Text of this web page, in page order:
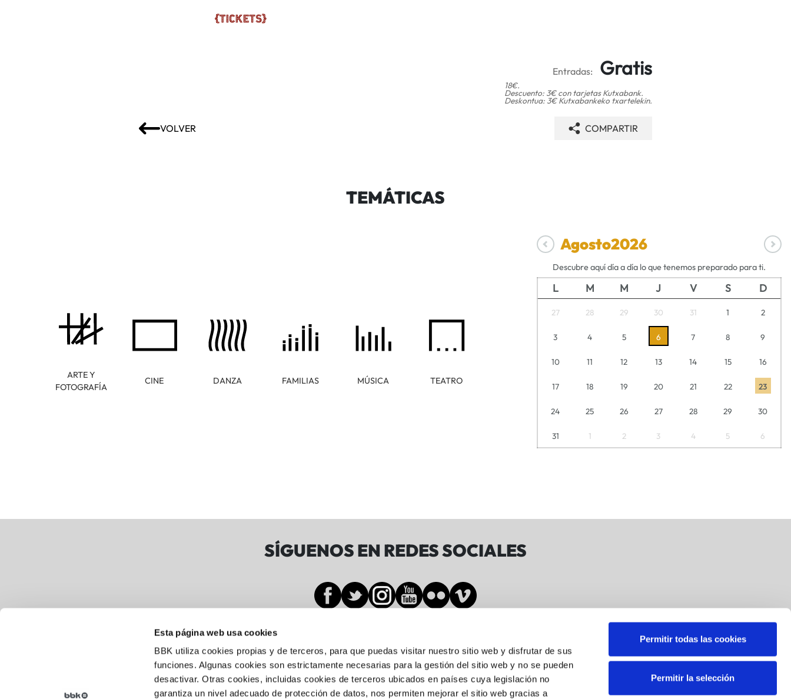
Esta página web usa cookies
BBK utiliza cookies propias y de terceros, para que puedas visitar nuestro sitio web y disfrutar de sus
funciones. Algunas cookies son estrictamente necesarias para la gestión del sitio web y no se pueden
desactivar. Otras cookies, incluidas cookies de terceros ubicados en países cuya legislación no
garantiza un nivel adecuado de protección de datos, nos permiten mejorar el sitio web gracias a
Permitir todas las cookies
Permitir la selección
Entradas: Gratis
18€.
Descuento: 3€ con tarjetas Kutxabank.
Deskontua: 3€ Kutxabankeko txartelekin.
VOLVER COMPARTIR
TEMÁTICAS
ARTE Y
FOTOGRAFÍA
CINE DANZA FAMILIAS MÚSICA TEATRO
Agosto2026
Descubre aquí día a día lo que tenemos preparado para ti.
L M M J V S D
27 28 29 30 31 1 2
3 4 5 6 7 8 9
10 11 12 13 14 15 16
17 18 19 20 21 22 23
24 25 26 27 28 29 30
31 1 2 3 4 5 6
SÍGUENOS EN REDES SOCIALES
Sala BBK
Gran Vía de Don Diego López de Haro, 19-21
Abando, 48001 Bilbo, Bizkaia
Suscríbete a nuestra newsletter
Correo*